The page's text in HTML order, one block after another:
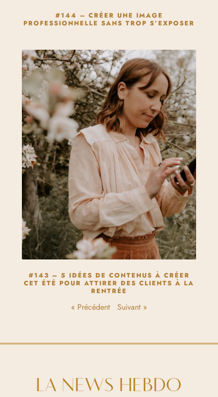
#144 – CRÉER UNE IMAGE
PROFESSIONNELLE SANS TROP S’EXPOSER
#143 – 5 IDÉES DE CONTENUS À CRÉER
CET ÉTÉ POUR ATTIRER DES CLIENTS À LA
RENTRÉE
« Précédent Suivant »
LA NEWS HEBDO